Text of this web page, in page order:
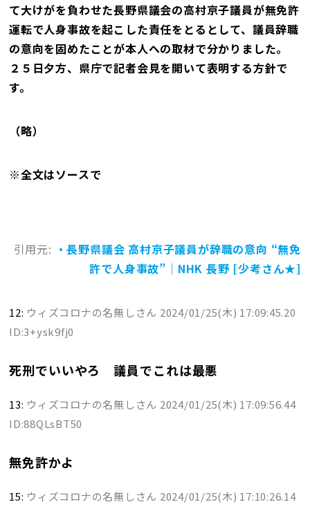
て大けがを負わせた長野県議会の高村京子議員が無免許
運転で人身事故を起こした責任をとるとして、議員辞職
の意向を固めたことが本人への取材で分かりました。
２５日夕方、県庁で記者会見を開いて表明する方針で
す。
（略）
※全文はソースで
引用元: ・長野県議会 高村京子議員が辞職の意向 “無免
許で人身事故”｜NHK 長野 [少考さん★]
12: ウィズコロナの名無しさん 2024/01/25(木) 17:09:45.20
ID:3+ysk9fj0
死刑でいいやろ 議員でこれは最悪
13: ウィズコロナの名無しさん 2024/01/25(木) 17:09:56.44
ID:88QLsBT50
無免許かよ
15: ウィズコロナの名無しさん 2024/01/25(木) 17:10:26.14